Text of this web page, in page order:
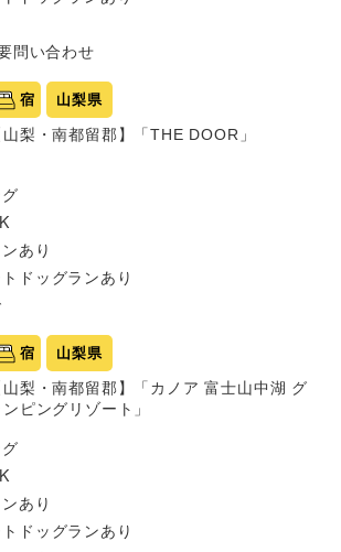
問い合わせ
宿 山梨県
山梨・南都留郡】「THE DOOR」
あり
ドッグランあり
宿 山梨県
山梨・南都留郡】「カノア 富士山中湖 グ
ンピングリゾート」
あり
ドッグランあり